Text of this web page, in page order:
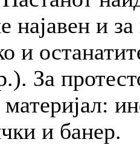
најавен и
и
За
материјал:
и банер.